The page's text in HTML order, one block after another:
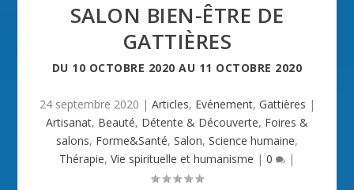
SALON BIEN-ÊTRE DE
GATTIÈRES
DU 10 OCTOBRE 2020 AU 11 OCTOBRE 2020
24 septembre 2020 | Articles, Evénement, Gattières |
Artisanat, Beauté, Détente & Découverte, Foires &
salons, Forme&Santé, Salon, Science humaine,
Thérapie, Vie spirituelle et humanisme | 0 |